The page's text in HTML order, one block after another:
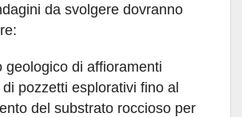
da svolgere dovranno
geologico di affioramenti
pozzetti esplorativi fino al
del substrato roccioso per